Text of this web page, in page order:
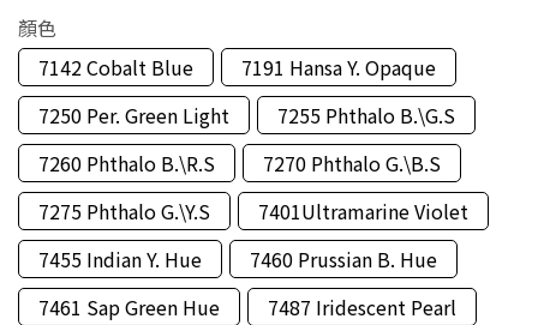
顏色
7142 Cobalt Blue
7191 Hansa Y. Opaque
7250 Per. Green Light
7255 Phthalo B.\G.S
7260 Phthalo B.\R.S
7270 Phthalo G.\B.S
7275 Phthalo G.\Y.S
7401Ultramarine Violet
7455 Indian Y. Hue
7460 Prussian B. Hue
7461 Sap Green Hue
7487 Iridescent Pearl